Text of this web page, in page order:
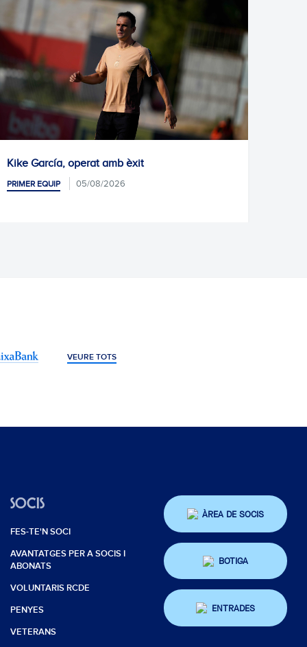
VEURE TOTS
SOCIS
FES-TE'N SOCI
AVANTATGES PER A SOCIS I
ABONATS
VOLUNTARIS RCDE
PENYES
VETERANS
ÀREA DE SOCIS
BOTIGA
ENTRADES